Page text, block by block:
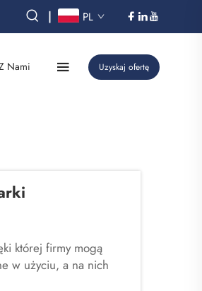
| PL
Nami Uzyskaj ofertę
której firmy mogą
w użyciu, a na nich
gamę takich